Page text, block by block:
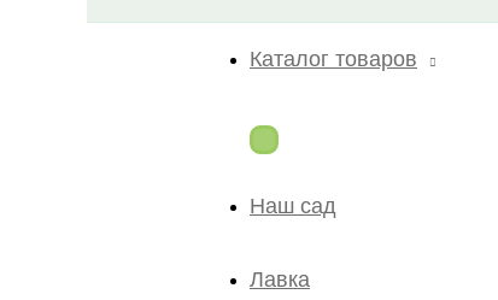
Каталог товаров
Наш сад
Лавка